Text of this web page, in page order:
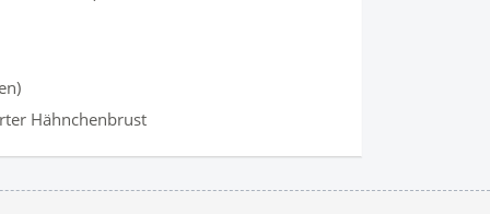
Hähnchenbrust